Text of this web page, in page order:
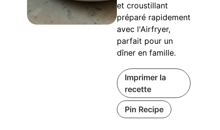
et croustillant
préparé rapidement
avec l'Airfryer,
parfait pour un
dîner en famille.
Imprimer la
recette
Pin Recipe